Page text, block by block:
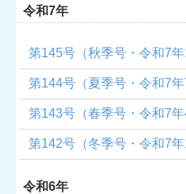
令和7年
第145号（秋季号・令和7年
第144号（夏季号・令和7年
第143号（春季号・令和7年
第142号（冬季号・令和7年
令和6年